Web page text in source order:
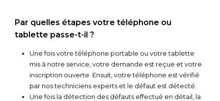
Par quelles étapes votre téléphone ou
tablette passe-t-il ?
Une fois votre téléphone portable ou votre tablette
mis à notre service, votre demande est reçue et votre
inscription ouverte. Ensuit, votre téléphone est vérifié
par nos techniciens experts et le défaut est détecté.
Une fois la détection des défauts effectué en détail, la